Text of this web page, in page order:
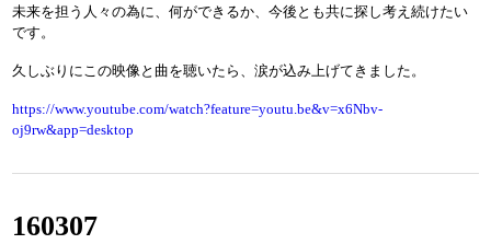
未来を担う人々の為に、何ができるか、今後とも共に探し考え続けたい
です。
久しぶりにこの映像と曲を聴いたら、涙が込み上げてきました。
https://www.youtube.com/watch?feature=youtu.be&v=x6Nbv-
oj9rw&app=desktop
160307